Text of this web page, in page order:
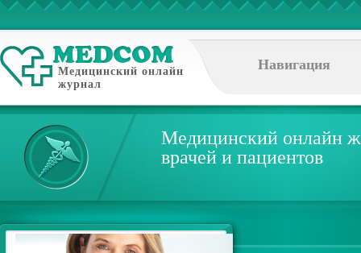
Медицинский онлайн
журнал
Навигация
Медицинский онлайн
врачей и пациентов